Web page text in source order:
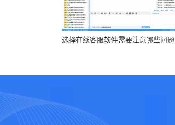
选择在线客服软件需要注意哪些问题